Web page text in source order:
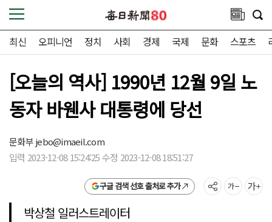
최신 오피니언 정치 사회 경제 국제 문화 스포츠
[오늘의 역사] 1990년 12월 9일 노
동자 바웬사 대통령에 당선
문화부jebo@imaeil.com
입력 2023-12-08 15:24:25 수정 2023-12-08 18:51:27
구글 검색 선호 출처로 추가
박상철 일러스트레이터